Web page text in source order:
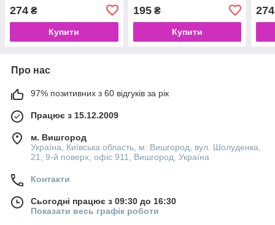
274 ₴
Купити
195₴
Купити
274
Про нас
97% позитивних з 60 відгуків за рік
Працює з 15.12.2009
м. Вишгород
Україна, Київська область, м. Вишгород, вул. Шолуденка,
21, 9-й поверх, офіс 911, Вишгород, Україна
Контакти
Сьогодні працює з 09:30 до 16:30
Показати весь графік роботи